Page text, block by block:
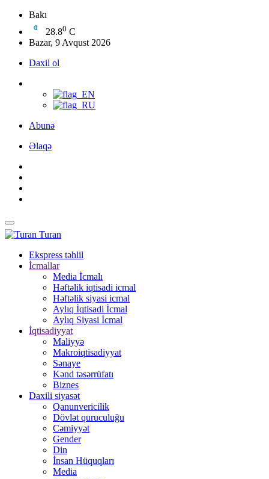
Bakı
28.80 C
Bazar, 9 Avqust 2026
Daxil ol
Abunə
Əlaqə
Turan
Ekspress təhlil
İcmallar
Media İcmalı
Həftəlik iqtisadi icmal
Həftəlik siyasi icmal
Aylıq İqtisadi İcmal
Aylıq Siyasi İcmal
İqtisadiyyat
Maliyyə
Makroiqtisadiyyat
Sənaye
Kənd təsərrüfatı
Biznes
Daxili siyasət
Qanunvericilik
Dövlət quruculuğu
Cəmiyyət
Gender
Din
İnsan Hüquqları
Media